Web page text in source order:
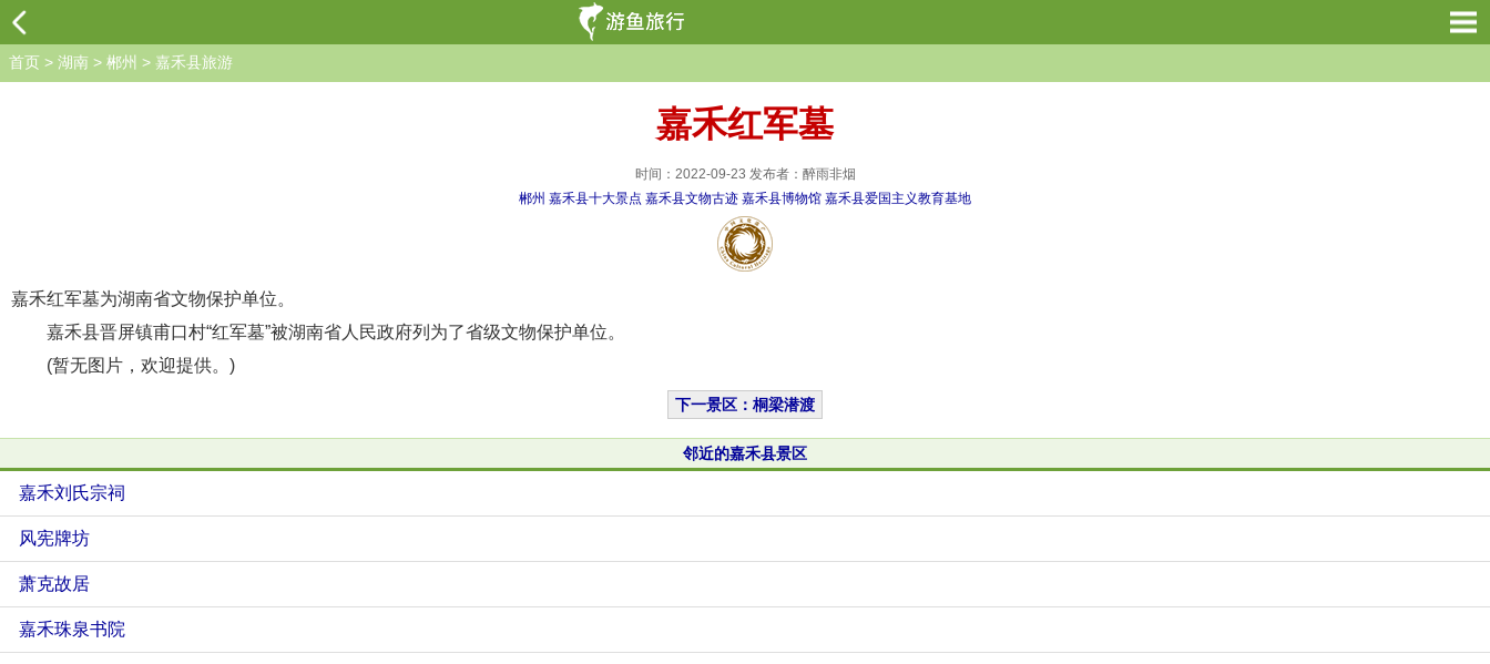
首页 > 湖南 > 郴州 > 嘉禾县旅游
嘉禾红军墓
时间：2022-09-23 发布者：醉雨非烟
郴州 嘉禾县十大景点 嘉禾县文物古迹 嘉禾县博物馆 嘉禾县爱国主义教育基地
嘉禾红军墓为湖南省文物保护单位。
嘉禾县晋屏镇甫口村“红军墓”被湖南省人民政府列为了省级文物保护单位。
(暂无图片，欢迎提供。)
下一景区：桐梁潜渡
邻近的嘉禾县景区
嘉禾刘氏宗祠
风宪牌坊
萧克故居
嘉禾珠泉书院